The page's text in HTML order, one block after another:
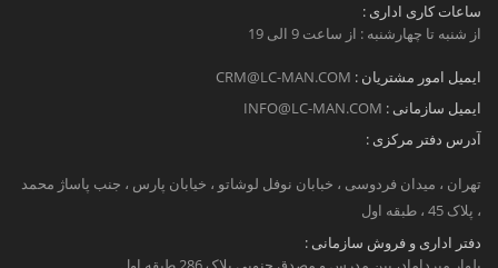
ساعات کاری اداری :
از شنبه تا چهارشنبه : از ساعت 9 الی 19
ایمیل امور مشتریان : CRM@LC-MAN.COM
ایمیل سازمانی : INFO@LC-MAN.COM
آدرس دفتر مرکزی :
تهران ، میدان فردوسی ، خبابان نوفل لوشاتو ، خیابان پارس ، جنب پاساژ محمد
، پلاک 45 ، طبقه اول
دفتر اداری و فروش سازمانی :